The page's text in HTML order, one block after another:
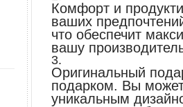
Комфорт и
ваших
что обеспечит
вашу
Оригинальный
подарком. Вы
уникальным